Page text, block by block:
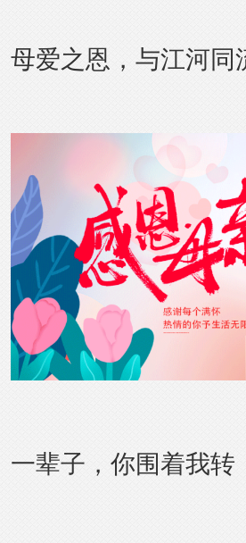
母爱之恩，与江河同
一辈子，你围着我